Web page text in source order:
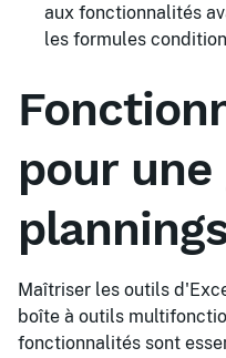
aux fonctionnalités
les formules
pour
Maîtriser les outils
boîte à outils
fonctionnalités sont